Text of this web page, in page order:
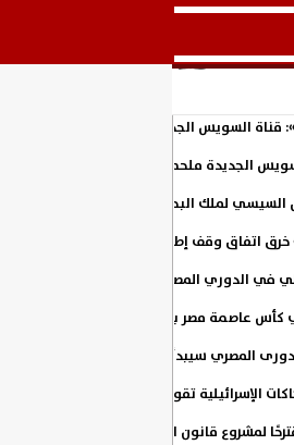
السويس الجديدة ستظل أيقونة الإرادة
الجديدة ملحمة وطنية جسدت إرادة
السيسي لملك البحرين يعكس عمق العلاقات
خرق اتفاق وقف إطلاق النار.. وسنعمل ضده
المصري 2026-2027
كأس عاصمة مصر بمواجهة بترول أسيوط
يوم 21 أغسطس وينتهى فى مايو
الإسرائيلية تقوض حل الدولتين وفرص
لمشروع قانون الاتحاد المصري للمطورين